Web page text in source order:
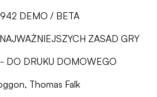
DEMO / BETA
ZASAD GRY
DO DRUKU DOMOWEGO
Thomas Falk